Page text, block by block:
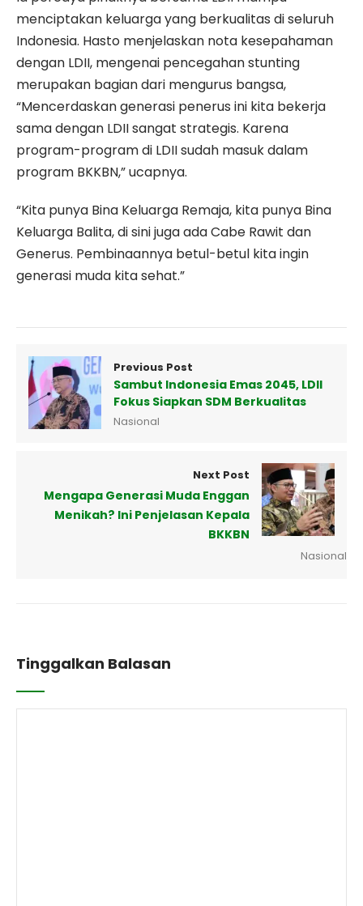
menciptakan keluarga yang berkualitas di seluruh
Indonesia. Hasto menjelaskan nota kesepahaman
dengan LDII, mengenai pencegahan stunting
merupakan bagian dari mengurus bangsa,
“Mencerdaskan generasi penerus ini kita bekerja
sama dengan LDII sangat strategis. Karena
program-program di LDII sudah masuk dalam
program BKKBN,” ucapnya.
“Kita punya Bina Keluarga Remaja, kita punya Bina
Keluarga Balita, di sini juga ada Cabe Rawit dan
Generus. Pembinaannya betul-betul kita ingin
generasi muda kita sehat.”
Previous Post
Sambut Indonesia Emas 2045, LDII
Fokus Siapkan SDM Berkualitas
Nasional
Next Post
Mengapa Generasi Muda Enggan
Menikah? Ini Penjelasan Kepala
BKKBN
Nasional
Tinggalkan Balasan